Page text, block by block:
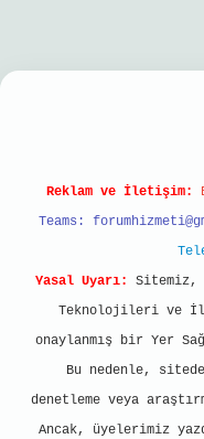
Reklam ve İletişim:
Teams:
Yasal Uyarı:
Sitemiz,
Teknolojileri ve
onaylanmış bir Yer
Bu nedenle,
denetleme veya
Ancak, üyelerimiz